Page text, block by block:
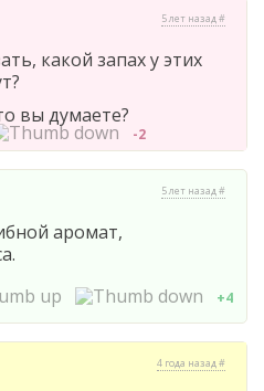
5 лет назад #
какой запах у этих
вы думаете?
-2
5 лет назад #
аромат,
+4
4 года назад #